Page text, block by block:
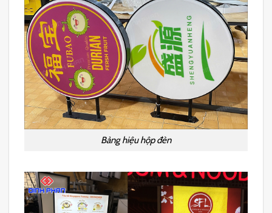
Bảng hiệu hộp đèn